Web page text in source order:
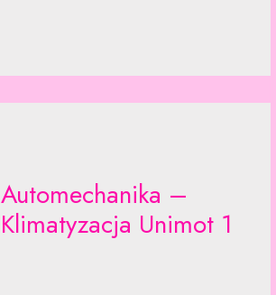
Automechanika –
Klimatyzacja Unimot 1